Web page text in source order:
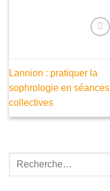
Lannion : pratiquer la
sophrologie en séances
collectives